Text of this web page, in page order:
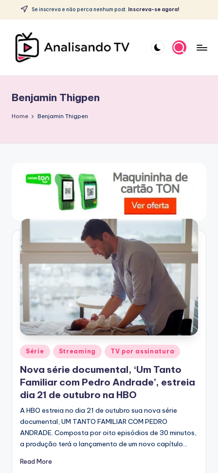
Skip
content
Se inscreva e não perca nenhum post. Inscreva-se agora!
A
L
T
V
Benjamin Thigpen
Home Benjamin Thigpen
Posted
in
Série Streaming TV por assinatura
Nova série documental, ‘Um Tanto
Familiar com Pedro Andrade’, estreia
dia 21 de outubro na HBO
A HBO estreia no dia 21 de outubro sua nova série
documental, UM TANTO FAMILIAR COM PEDRO
ANDRADE. Composta por oito episódios de 30 minutos,
a produção terá o lançamento de um novo capítulo…
Read More